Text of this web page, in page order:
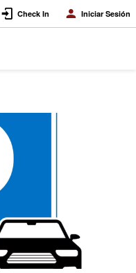
Check In Iniciar Sesión